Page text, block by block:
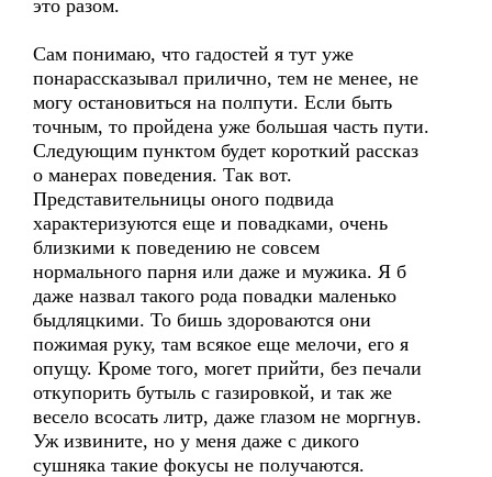
это разом.
Сам понимаю, что гадостей я тут уже
понарассказывал прилично, тем не менее, не
могу остановиться на полпути. Если быть
точным, то пройдена уже большая часть пути.
Следующим пунктом будет короткий рассказ
о манерах поведения. Так вот.
Представительницы оного подвида
характеризуются еще и повадками, очень
близкими к поведению не совсем
нормального парня или даже и мужика. Я б
даже назвал такого рода повадки маленько
быдляцкими. То бишь здороваются они
пожимая руку, там всякое еще мелочи, его я
опущу. Кроме того, могет прийти, без печали
откупорить бутыль с газировкой, и так же
весело всосать литр, даже глазом не моргнув.
Уж извините, но у меня даже с дикого
сушняка такие фокусы не получаются.